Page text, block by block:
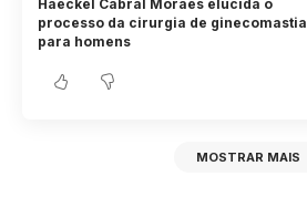
Haeckel Cabral Moraes elucida o
processo da cirurgia de ginecomastia
para homens
MOSTRAR MAIS